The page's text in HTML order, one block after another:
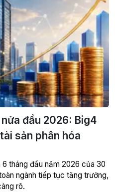
đầu 2026: Big4
sản phân hóa
tháng đầu năm 2026 của 30
ngành tiếp tục tăng trưởng,
rõ.